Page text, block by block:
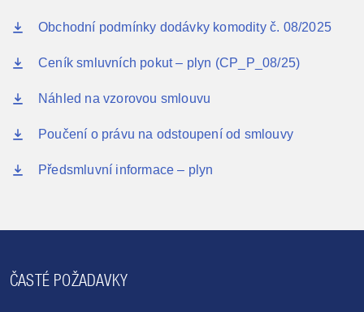
Obchodní podmínky dodávky komodity č. 08/2025
Ceník smluvních pokut – plyn (CP_P_08/25)
Náhled na vzorovou smlouvu
Poučení o právu na odstoupení od smlouvy
Předsmluvní informace – plyn
ČASTÉ POŽADAVKY